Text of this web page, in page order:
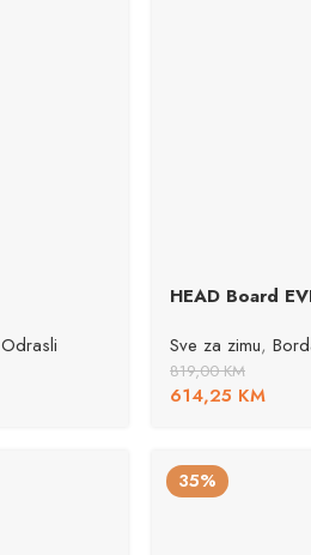
Odrasli
HEAD Board
Sve za zimu,
819,00KM
614,25 KM
35%